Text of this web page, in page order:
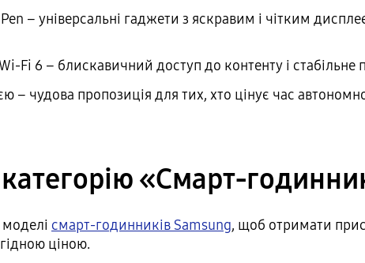
– універсальні гаджети з яскравим і чітким
Fi 6 – блискавичний доступ до контенту і
чудова пропозиція для тих, хто цінує час
«Смарт-
смарт-годинників Samsung, щоб отримати
ціною.